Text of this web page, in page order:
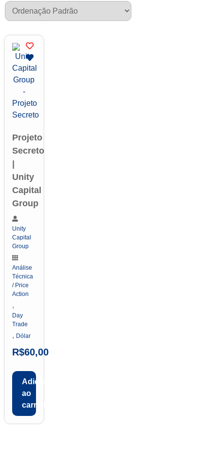
Projeto
Secreto
Unity
Capital
Group
Unity
Capital
Group
Análise
Técnica
/ Price
Action
,
Day
Trade
, Dólar
R$60,00
Adicionar
ao
carrinho